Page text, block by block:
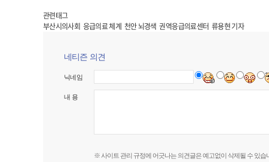
관련태그
부산시의사회 응급의료 체계 천안 뇌경색 권역응급의료센터 류용현 기자
네티즌 의견
닉네임
내 용
※ 사이트 관리 규정에 어긋나는 의견글은 예고없이 삭제될 수 있습